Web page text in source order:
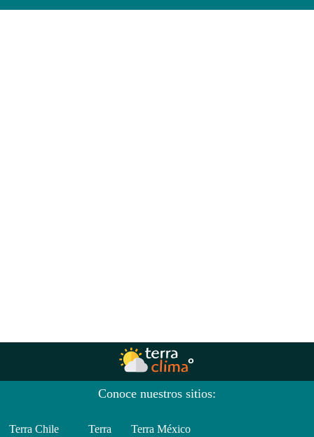
Conoce nuestros sitios:
Terra Chile Terra Terra México